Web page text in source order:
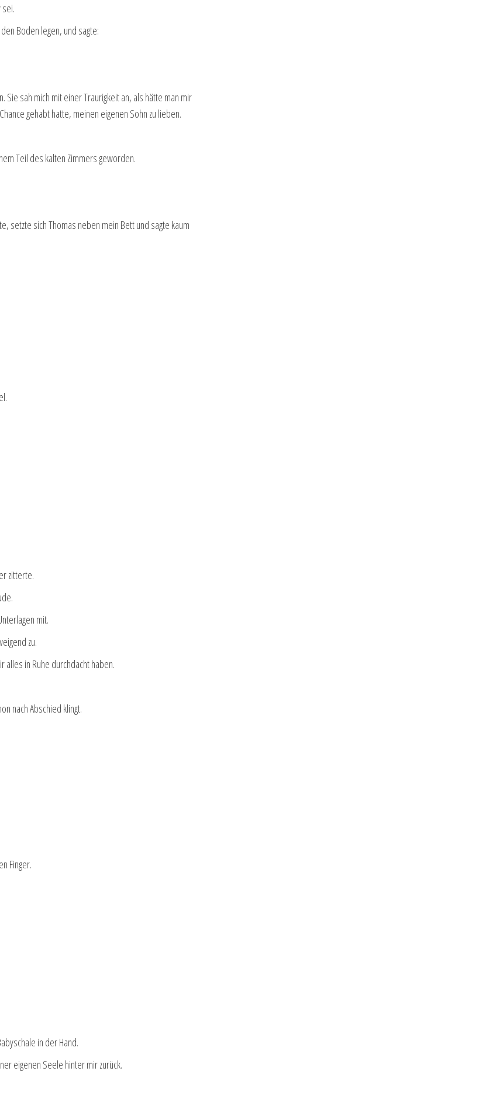
Boden legen, und sagte:
sah mich mit einer Traurigkeit an, als hätte man mir
gehabt hatte, meinen eigenen Sohn zu lieben.
Teil des kalten Zimmers geworden.
setzte sich Thomas neben mein Bett und sagte kaum
zitterte.
mit.
zu.
in Ruhe durchdacht haben.
nach Abschied klingt.
Finger.
in der Hand.
eigenen Seele hinter mir zurück.